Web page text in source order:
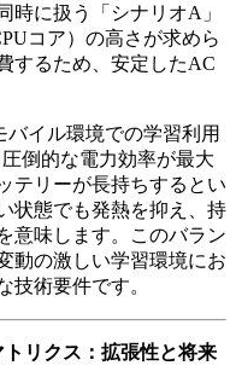
時に扱う「シナリオA」
コア）の高さが求めら
するため、安定したAC
イル環境での学習利用
倒的な電力効率が最大
テリーが長持ちするとい
状態でも発熱を抑え、持
意味します。このバラン
動の激しい学習環境にお
技術要件です。
トリクス：拡張性と将来